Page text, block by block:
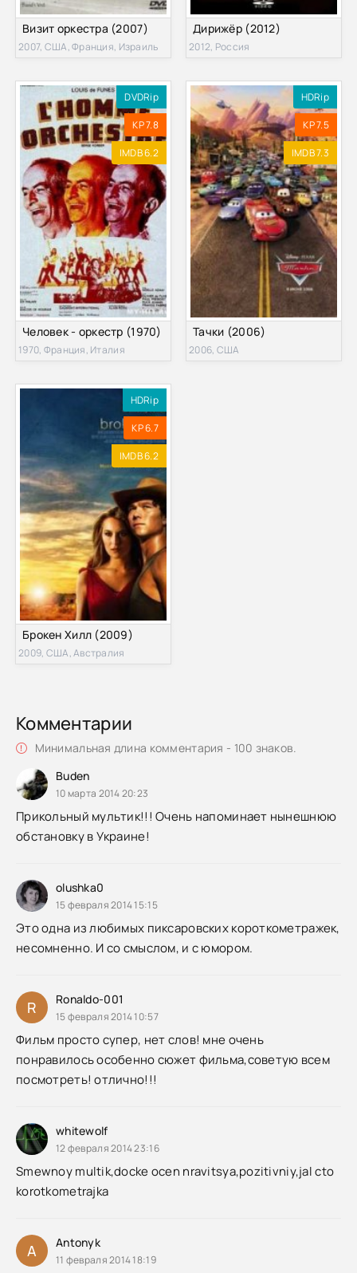
Визит оркестра (2007)
2007, США, Франция, Израиль
Дирижёр (2012)
2012, Россия
DVDRip
KP 7.8
IMDB 6.2
Человек - оркестр (1970)
1970, Франция, Италия
HDRip
KP 7.5
IMDB 7.3
Тачки (2006)
2006, США
HDRip
KP 6.7
IMDB 6.2
Брокен Хилл (2009)
2009, США, Австралия
Комментарии
Минимальная длина комментария - 100 знаков.
Buden
10 марта 2014 20:23
Прикольный мультик!!! Очень напоминает нынешнюю
обстановку в Украине!
olushka0
15 февраля 2014 15:15
Это одна из любимых пиксаровских короткометражек,
несомненно. И со смыслом, и с юмором.
R Ronaldo-001
15 февраля 2014 10:57
Фильм просто супер, нет слов! мне очень
понравилось особенно сюжет фильма,советую всем
посмотреть! отлично!!!
whitewolf
12 февраля 2014 23:16
Smewnoy multik,docke ocen nravitsya,pozitivniy,jal cto
korotkometrajka
A Antonyk
11 февраля 2014 18:19